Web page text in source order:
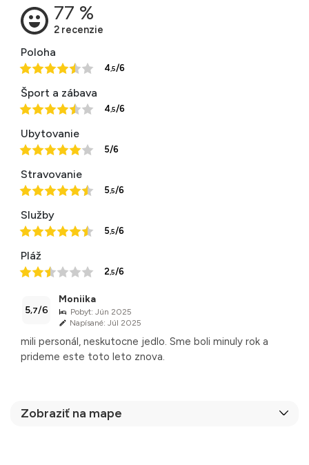
Poloha
4,5/6
Šport a zábava
4,5/6
Ubytovanie
5/6
Stravovanie
5,5/6
Služby
5,5/6
Pláž
2,5/6
5,7/6
Moniika
Pobyt: Jún 2025
Napísané: Júl 2025
mili personál, neskutocne jedlo. Sme boli minuly rok a
prideme este toto leto znova.
Zobraziť na mape